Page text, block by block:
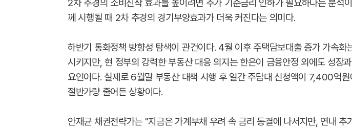
2차 추경의 소비진작 효과를 높이려면 추가 기준금리 인하가 필요하다는 분석
께 시행될 때 2차 추경의 경기부양효과가 더욱 커진다는 의미다.
하반기 통화정책 방향성 탐색이 관건이다. 4월 이후 주택담보대출 증가 가속화
시키지만, 현 정부의 강력한 부동산 대응 의지는 한은이 금융안정 외에도 성장
요인이다. 실제로 6월말 부동산 대책 시행 후 일간 주담대 신청액이 7,400억
절반가량 줄어든 상황이다.
안재균 채권전략가는 "지금은 가계부채 우려 속 금리 동결에 나서지만, 연내 추